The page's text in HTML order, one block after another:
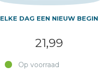
ELKE DAG EEN NIEUW BEGIN
21,99
Op voorraad